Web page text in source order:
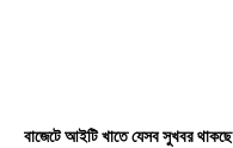
বাজেটে আইটি খাতে যেসব সুখবর থাকছে